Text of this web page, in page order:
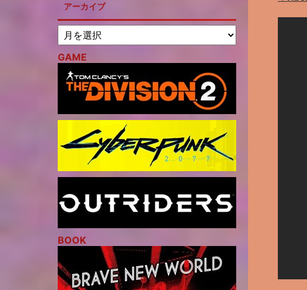
アーカイブ
GAME
BOOK